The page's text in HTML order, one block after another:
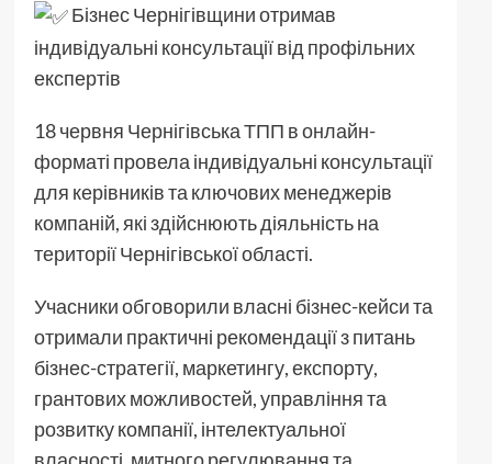
Бізнес Чернігівщини отримав
індивідуальні консультації від профільних
експертів
18 червня Чернігівська ТПП в онлайн-
форматі провела індивідуальні консультації
для керівників та ключових менеджерів
компаній, які здійснюють діяльність на
території Чернігівської області.
Учасники обговорили власні бізнес-кейси та
отримали практичні рекомендації з питань
бізнес-стратегії, маркетингу, експорту,
грантових можливостей, управління та
розвитку компанії, інтелектуальної